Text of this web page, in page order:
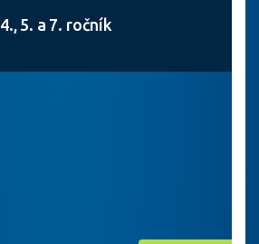
4., 5. a 7. ročník